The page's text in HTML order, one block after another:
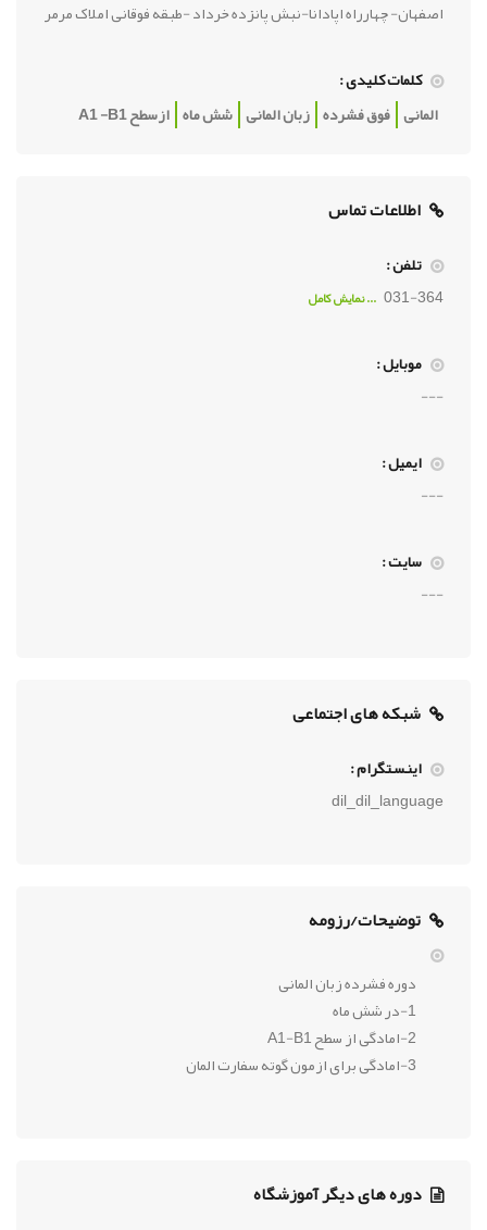
اصفهان- چهارراه اپادانا-نبش پانزده خرداد -طبقه فوقانی املاک مرمر
کلمات کلیدی :
المانی فوق فشرده زبان المانی شش ماه ازسطح A1 -B1
اطلاعات تماس
تلفن :
031-364 ... نمايش کامل
موبایل :
---
ایمیل :
---
سایت :
---
شبکه های اجتماعی
اینستگرام :
dil_dil_language
توضیحات/رزومه
دوره فشرده زبان المانی
1-در شش ماه
2-امادگی از سطح A1-B1
3-امادگی برای ازمون گوته سفارت المان
دوره های دیگر آموزشگاه